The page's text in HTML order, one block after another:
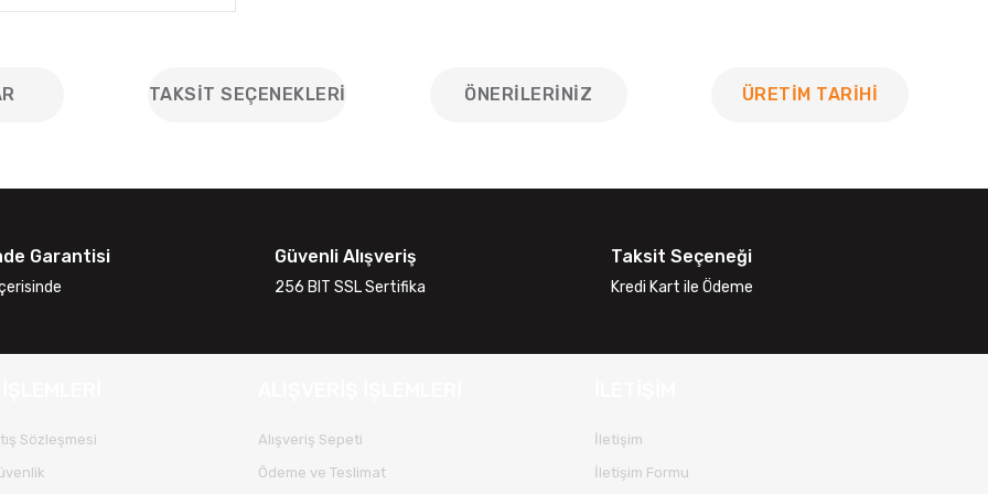
TAKSIT SEÇENEKLERI ÖNERILERINIZ ÜRETİM TARİHİ
Garantisi Güvenli Alışveriş
256 BIT SSL Sertifika
Taksit Seçeneği
Kredi Kart ile Ödeme
Sözleşmesi
Alışveriş Sepeti
Ödeme ve Teslimat
İletişim
İletişim Formu